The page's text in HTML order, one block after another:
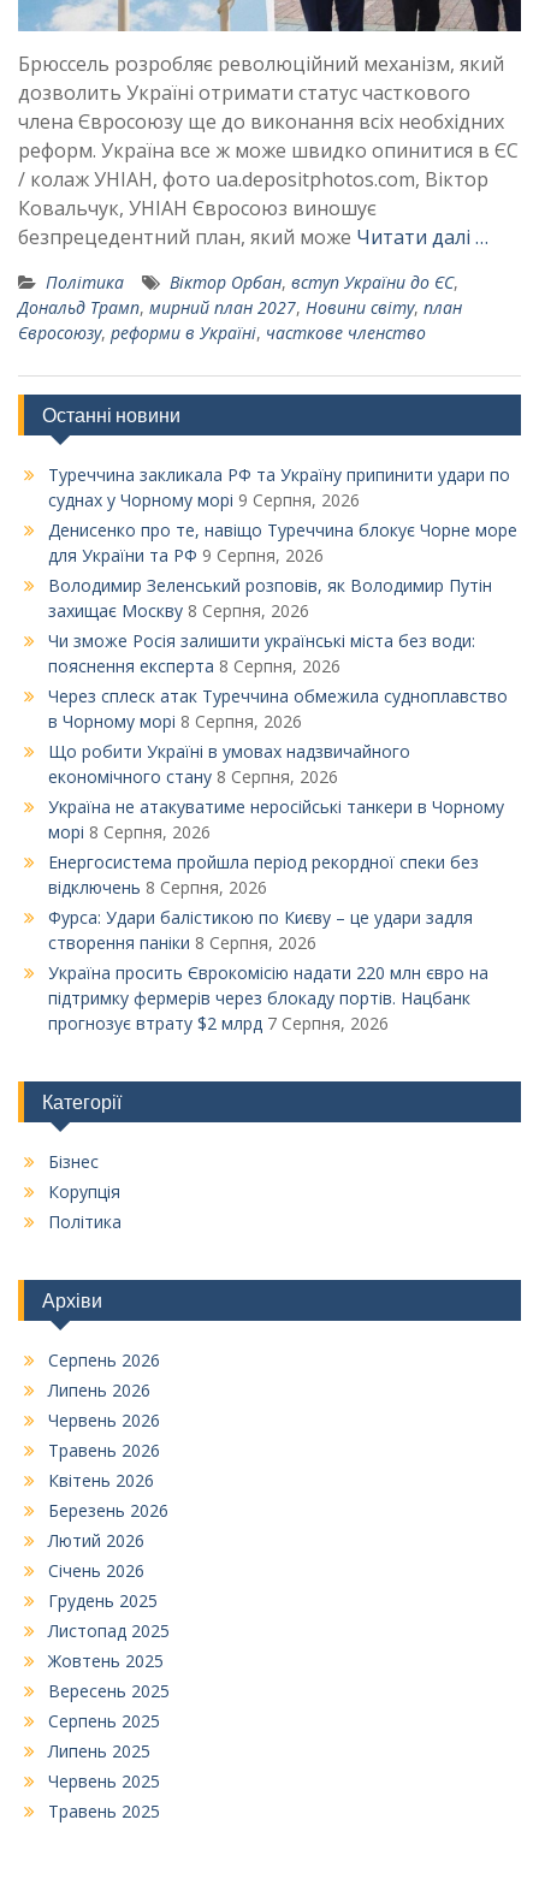
Брюссель розробляє революційний механізм, який
дозволить Україні отримати статус часткового
члена Євросоюзу ще до виконання всіх необхідних
реформ. Україна все ж може швидко опинитися в ЄС
/ колаж УНІАН, фото ua.depositphotos.com, Віктор
Ковальчук, УНІАН Євросоюз виношує
безпрецедентний план, який може Читати далі …
Політика Віктор Орбан, вступ України до ЄС,
Дональд Трамп, мирний план 2027, Новини світу, план
Євросоюзу, реформи в Україні, часткове членство
Останні новини
Туреччина закликала РФ та Україну припинити удари по
суднах у Чорному морі 9 Серпня, 2026
Денисенко про те, навіщо Туреччина блокує Чорне море
для України та РФ 9 Серпня, 2026
Володимир Зеленський розповів, як Володимир Путін
захищає Москву 8 Серпня, 2026
Чи зможе Росія залишити українські міста без води:
пояснення експерта 8 Серпня, 2026
Через сплеск атак Туреччина обмежила судноплавство
в Чорному морі 8 Серпня, 2026
Що робити Україні в умовах надзвичайного
економічного стану 8 Серпня, 2026
Україна не атакуватиме неросійські танкери в Чорному
морі 8 Серпня, 2026
Енергосистема пройшла період рекордної спеки без
відключень 8 Серпня, 2026
Фурса: Удари балістикою по Києву – це удари задля
створення паніки 8 Серпня, 2026
Україна просить Єврокомісію надати 220 млн євро на
підтримку фермерів через блокаду портів. Нацбанк
прогнозує втрату $2 млрд 7 Серпня, 2026
Категорії
Бізнес
Корупція
Політика
Архіви
Серпень 2026
Липень 2026
Червень 2026
Травень 2026
Квітень 2026
Березень 2026
Лютий 2026
Січень 2026
Грудень 2025
Листопад 2025
Жовтень 2025
Вересень 2025
Серпень 2025
Липень 2025
Червень 2025
Травень 2025